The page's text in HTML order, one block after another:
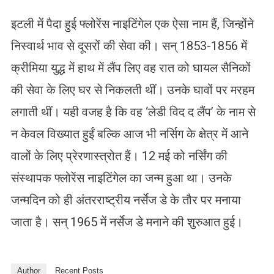
इटली में पैदा हुई फ्लोरेंस नाइटिंगेल एक ऐसा नाम हैं, जिन्होंने
निस्वार्थ भाव से दूसरों की सेवा की। सन् 1853-1856 में
क्रीमिया युद्ध में हाथ में लैंप लिए वह रात को घायल सैनिकों
की सेवा के लिए घर से निकलती थीं। उनके घावों पर मरहम
लगाती थीं। यही वजह है कि वह ‘लेडी विद द लैंप’ के नाम से
न केवल विख्यात हुईं बल्कि आज भी नर्सिग के क्षेत्र में आने
वालों के लिए प्रेरणास्त्रोत हैं। 12 मई को नर्सिंग की
संस्थापक फ्लोरेंस नाइटिंगेल का जन्म हुआ था। उनके
जन्मदिन को ही अंतरराष्ट्रीय नर्सेज डे के तौर पर मनाया
जाता है। सन् 1965 में नर्सेज डे मनाने की शुरुआत हुई।
Author Recent Posts